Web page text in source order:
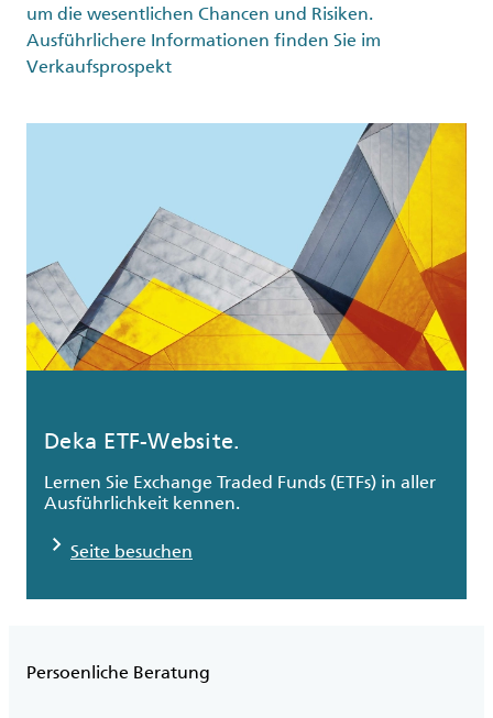
um die wesentlichen Chancen und Risiken.
Ausführlichere Informationen finden Sie im
Verkaufsprospekt
Deka ETF-Website.
Lernen Sie Exchange Traded Funds (ETFs) in aller
Ausführlichkeit kennen.
chevron_right Seite besuchen
Persoenliche Beratung